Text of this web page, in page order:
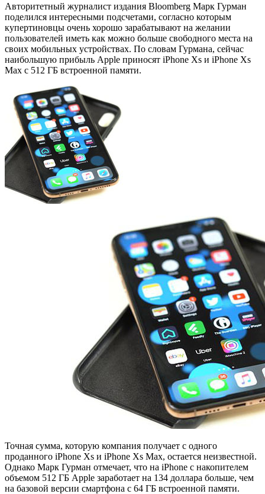
Авторитетный журналист издания Bloomberg Марк Гурман
поделился интересными подсчетами, согласно которым
купертиновцы очень хорошо зарабатывают на желании
пользователей иметь как можно больше свободного места на
своих мобильных устройствах. По словам Гурмана, сейчас
наибольшую прибыль Apple приносят iPhone Xs и iPhone Xs
Max с 512 ГБ встроенной памяти.
Точная сумма, которую компания получает с одного
проданного iPhone Xs и iPhone Xs Max, остается неизвестной.
Однако Марк Гурман отмечает, что на iPhone с накопителем
объемом 512 ГБ Apple заработает на 134 доллара больше, чем
на базовой версии смартфона с 64 ГБ встроенной памяти.